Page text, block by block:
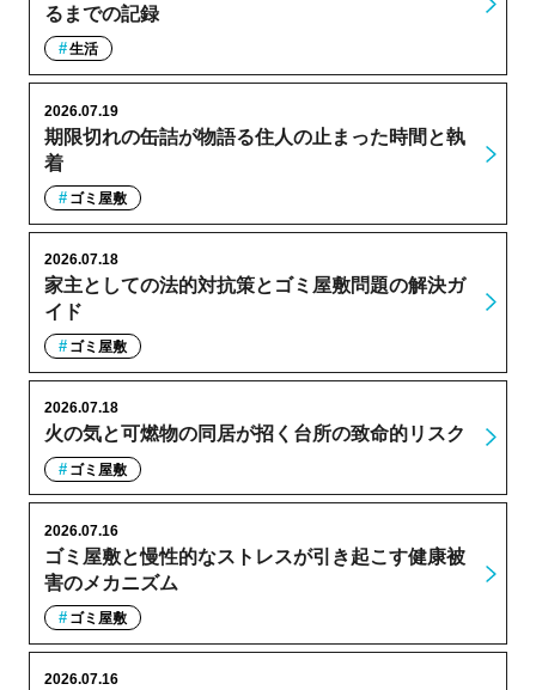
るまでの記録
生活
期限切れの缶詰が物語る住人の止まった時間と執
着
2026.07.19
ゴミ屋敷
家主としての法的対抗策とゴミ屋敷問題の解決ガ
イド
2026.07.18
ゴミ屋敷
火の気と可燃物の同居が招く台所の致命的リスク
2026.07.18
ゴミ屋敷
ゴミ屋敷と慢性的なストレスが引き起こす健康被
害のメカニズム
2026.07.16
ゴミ屋敷
2026.07.16